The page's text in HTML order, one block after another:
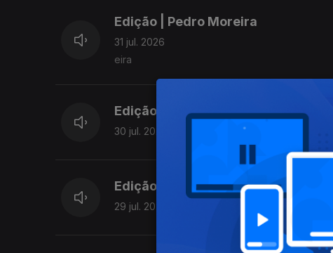
Edição | Pedro Moreira
31 jul. 2026
eira
Edição | Lília Almeida
30 jul. 2026
Edição | Lília Almeida
29 jul. 2026